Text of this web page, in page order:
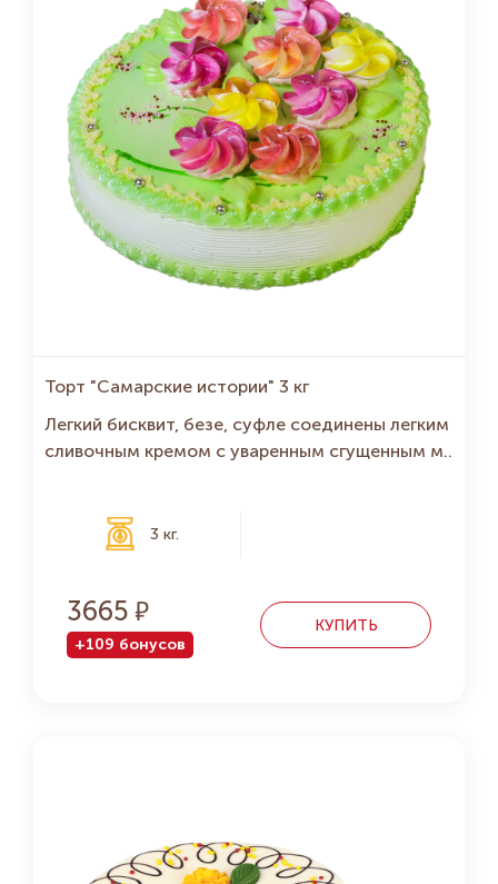
Торт "Самарские истории" 3 кг
Легкий бисквит, безе, суфле соединены легким
сливочным кремом с уваренным сгущенным м..
3 кг.
3665
+109 бонусов
КУПИТЬ